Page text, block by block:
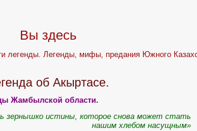
Вы здесь
легенды. Легенды, мифы, предания Южного
об Акыртасе.
Жамбылской области.
зернышко истины, которое снова может стать
нашим хлебом насущным»